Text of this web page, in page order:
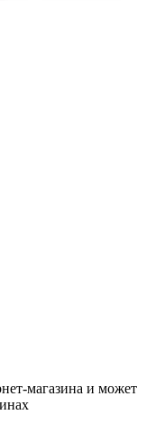
магазина и может